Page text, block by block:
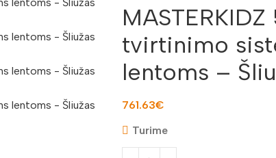
tvirtinimo
lentoms –
761.63€
Turime